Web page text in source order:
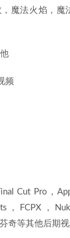
魔法火焰，魔
频
Cut Pro，
，FCPX，
奇等其他后期视